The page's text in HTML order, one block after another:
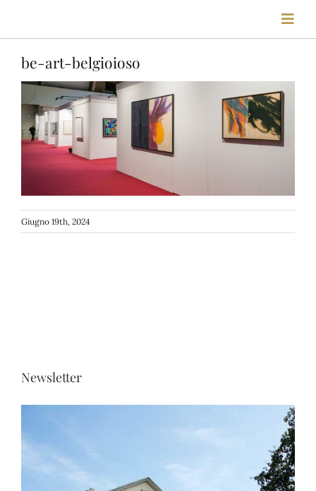
STORIA
FIERE
LOCATION
be-art-belgioioso
Giugno 19th, 2024
Newsletter